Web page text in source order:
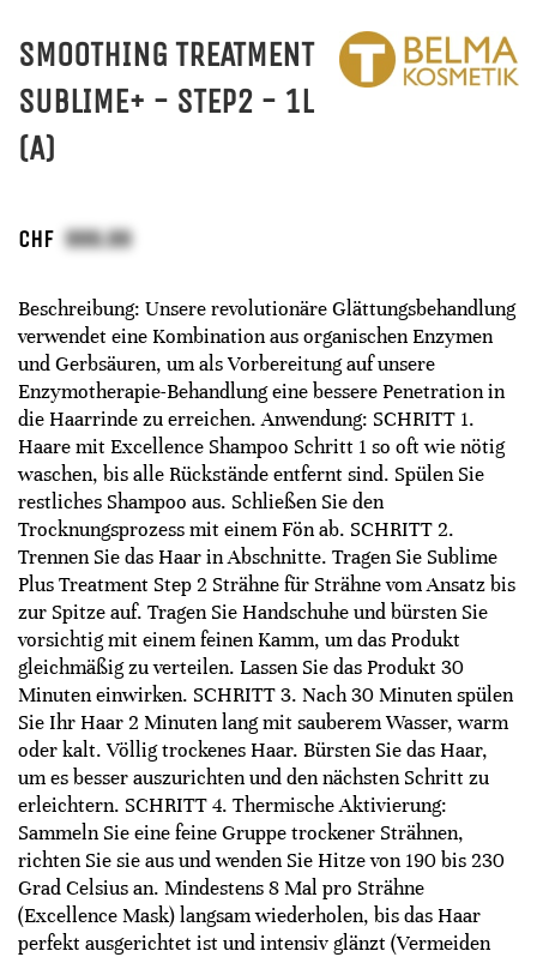
SMOOTHING TREATMENT
SUBLIME+ - STEP2 - 1L
(A)
CHF
Beschreibung: Unsere revolutionäre Glättungsbehandlung
verwendet eine Kombination aus organischen Enzymen
und Gerbsäuren, um als Vorbereitung auf unsere
Enzymotherapie-Behandlung eine bessere Penetration in
die Haarrinde zu erreichen. Anwendung: SCHRITT 1.
Haare mit Excellence Shampoo Schritt 1 so oft wie nötig
waschen, bis alle Rückstände entfernt sind. Spülen Sie
restliches Shampoo aus. Schließen Sie den
Trocknungsprozess mit einem Fön ab. SCHRITT 2.
Trennen Sie das Haar in Abschnitte. Tragen Sie Sublime
Plus Treatment Step 2 Strähne für Strähne vom Ansatz bis
zur Spitze auf. Tragen Sie Handschuhe und bürsten Sie
vorsichtig mit einem feinen Kamm, um das Produkt
gleichmäßig zu verteilen. Lassen Sie das Produkt 30
Minuten einwirken. SCHRITT 3. Nach 30 Minuten spülen
Sie Ihr Haar 2 Minuten lang mit sauberem Wasser, warm
oder kalt. Völlig trockenes Haar. Bürsten Sie das Haar,
um es besser auszurichten und den nächsten Schritt zu
erleichtern. SCHRITT 4. Thermische Aktivierung:
Sammeln Sie eine feine Gruppe trockener Strähnen,
richten Sie sie aus und wenden Sie Hitze von 190 bis 230
Grad Celsius an. Mindestens 8 Mal pro Strähne
(Excellence Mask) langsam wiederholen, bis das Haar
perfekt ausgerichtet ist und intensiv glänzt (Vermeiden